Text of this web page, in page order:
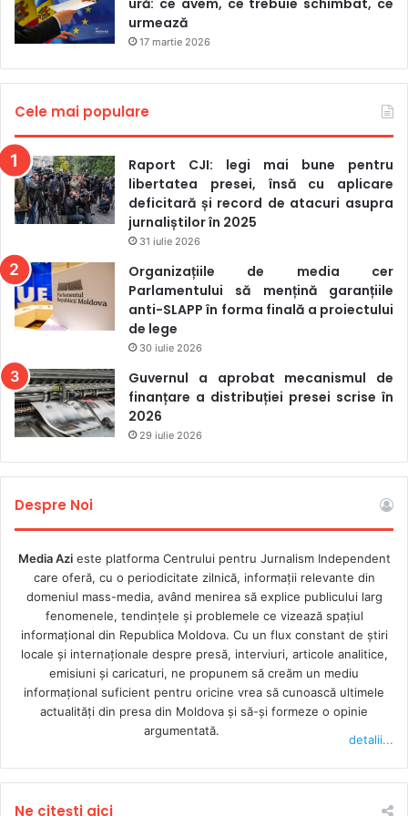
privind presupuse interese financiare obscure”, mai ales
atunci când jurnaliștii au publicat investigații sau au
adresat întrebări incomode. În plan instituțional au fost
semnalate și restricții privind accesul jurnaliștilor în
instanțele de judecată, ceea ce, în logica raportului,
adaugă presiune asupra exercitării profesiei.
O altă observație din document este că atacurile online nu
mai apar ca episoade izolate, ci ca parte a unor campanii
coordonate de dezinformare și hărțuire, orientate
sistematic împotriva presei independente, jurnaliștilor și
activiștilor civici. Raportul descrie folosirea conturilor
false, a rețelelor de boți și, în unele situații, a inteligenței
artificiale pentru fabricarea de conținut manipulator,
distribuirea de informații false sau denigratoare și
amplificarea artificială a unor narative politice. Un exemplu
este cazul jurnalistei Mariana Rață, despre care se spune
că a fost vizată de atacuri online repetate, inclusiv printr-
un videoclip sponsorizat în care imaginea și vocea sa au
fost reproduse cu ajutorul AI pentru a promova o schemă
Experții CRJM atrag atenția asupra faptului că persistența
acestor practici, împreună cu reacții limitate sau
ineficiente din partea platformelor și autorităților,
contribuie la crearea unui climat de intimidare, la erodarea
încrederii publice în mass-media și la subminarea rolului
presei într-o societate democratică.
atac asupra presei presa din moldova
ură: ce avem, ce trebuie schimbat, ce
urmează
17 martie 2026
Cele mai populare
Raport CJI: legi mai bune pentru
libertatea presei, însă cu aplicare
deficitară și record de atacuri asupra
jurnaliștilor în 2025
31 iulie 2026
Organizațiile de media cer
Parlamentului să mențină garanțiile
anti-SLAPP în forma finală a proiectului
de lege
30 iulie 2026
Guvernul a aprobat mecanismul de
finanțare a distribuției presei scrise în
2026
29 iulie 2026
Despre Noi
Media Azieste platforma Centrului pentru Jurnalism Independent
care oferă, cu o periodicitate zilnică, informații relevante din
domeniul mass-media, având menirea să explice publicului larg
fenomenele, tendințele și problemele ce vizează spațiul
informațional din Republica Moldova. Cu un flux constant de ştiri
locale şi internaţionale despre presă, interviuri, articole analitice,
emisiuni și caricaturi, ne propunem să creăm un mediu
informaţional suficient pentru oricine vrea să cunoască ultimele
actualităţi din presa din Moldova şi să-şi formeze o opinie
argumentată.
detalii...
Ne citești aici